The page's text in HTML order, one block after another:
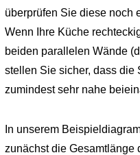
überprüfen Sie diese noch
Wenn Ihre Küche
beiden parallelen Wände
stellen Sie sicher, dass die
zumindest sehr nahe
In unserem
zunächst die Gesamtlänge